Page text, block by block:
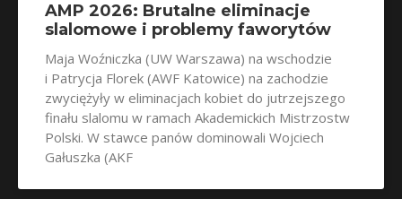
AMP 2026: Brutalne eliminacje
slalomowe i problemy faworytów
Maja Woźniczka (UW Warszawa) na wschodzie
i Patrycja Florek (AWF Katowice) na zachodzie
zwyciężyły w eliminacjach kobiet do jutrzejszego
finału slalomu w ramach Akademickich Mistrzostw
Polski. W stawce panów dominowali Wojciech
Gałuszka (AKF